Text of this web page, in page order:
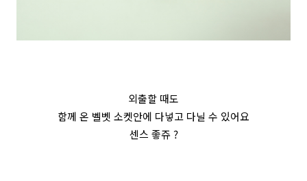
외출할 때도
함께 온 벨벳 소켓안에 다넣고 다닐 수 있어요
센스 좋쥬 ?